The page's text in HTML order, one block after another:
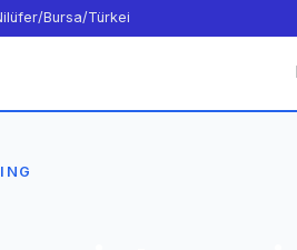
Bursa/Türkei